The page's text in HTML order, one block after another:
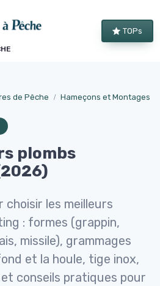
TOPs
de Pêche Hameçons et Montages
plombs
choisir les meilleurs
: formes (grappin,
missile), grammages
et la houle, tige inox,
conseils pratiques pour